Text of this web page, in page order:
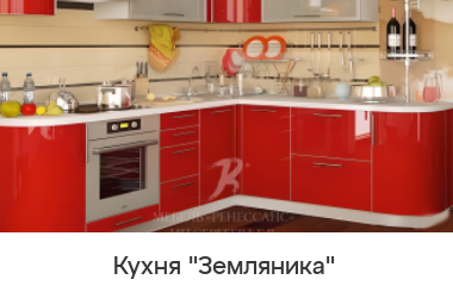
Кухня "Земляника"